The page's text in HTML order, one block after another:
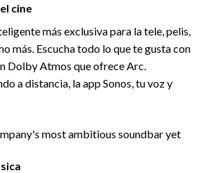
cine
más exclusiva para la tele, pelis,
más. Escucha todo lo que te gusta con
Dolby Atmos que ofrece Arc.
a distancia, la app Sonos, tu voz y